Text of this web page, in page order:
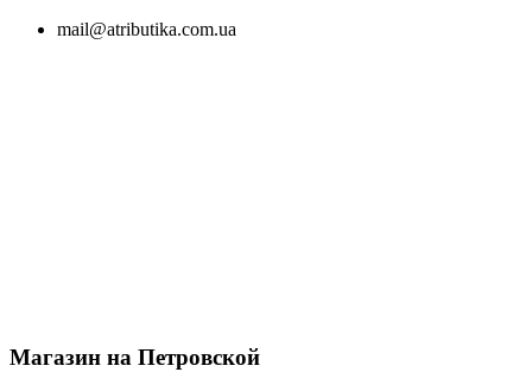
mail@atributika.com.ua
Магазин на Петровской